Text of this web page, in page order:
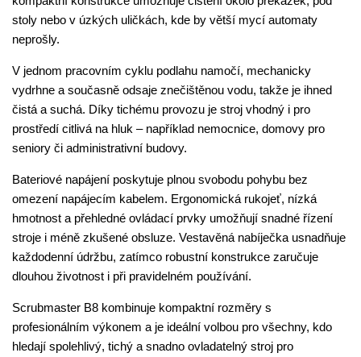
stoly nebo v úzkých uličkách, kde by větší mycí automaty
neprošly.
V jednom pracovním cyklu podlahu namočí, mechanicky
vydrhne a současně odsaje znečištěnou vodu, takže je ihned
čistá a suchá. Díky tichému provozu je stroj vhodný i pro
prostředí citlivá na hluk – například nemocnice, domovy pro
seniory či administrativní budovy.
Bateriové napájení poskytuje plnou svobodu pohybu bez
omezení napájecím kabelem. Ergonomická rukojeť, nízká
hmotnost a přehledné ovládací prvky umožňují snadné řízení
stroje i méně zkušené obsluze. Vestavěná nabíječka usnadňuje
každodenní údržbu, zatímco robustní konstrukce zaručuje
dlouhou životnost i při pravidelném používání.
Scrubmaster B8 kombinuje kompaktní rozměry s
profesionálním výkonem a je ideální volbou pro všechny, kdo
hledají spolehlivý, tichý a snadno ovladatelný stroj pro